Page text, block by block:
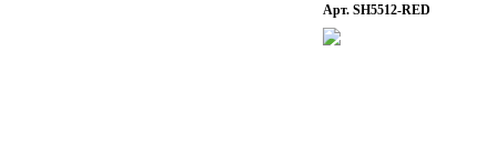
Арт. SH5512-RED